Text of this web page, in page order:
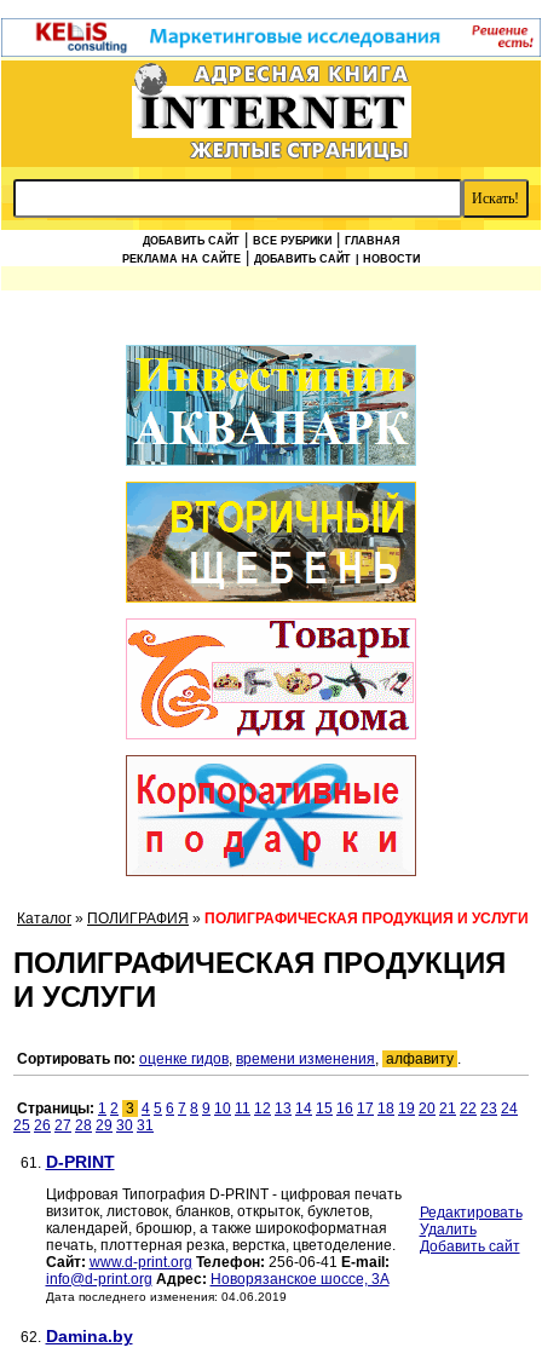
ДОБАВИТЬ САЙТ ВСЕ РУБРИКИ
ГЛАВНАЯ
РЕКЛАМА НА САЙТЕ
ДОБАВИТЬ САЙТ | НОВОСТИ
Каталог » ПОЛИГРАФИЯ » ПОЛИГРАФИЧЕСКАЯ ПРОДУКЦИЯ И УСЛУГИ
ПОЛИГРАФИЧЕСКАЯ ПРОДУКЦИЯ
И УСЛУГИ
Сортировать по: оценке гидов, времени изменения, алфавиту .
Страницы: 1 2 3 4 5 6 7 8 9 10 11 12 13 14 15 16 17 18 19 20 21 22 23 24
25 26 27 28 29 30 31
61. D-PRINT
Цифровая Типография D-PRINT - цифровая печать
визиток, листовок, бланков, открыток, буклетов,
календарей, брошюр, а также широкоформатная
печать, плоттерная резка, верстка, цветоделение.
Сайт: www.d-print.org Телефон: 256-06-41 E-mail:
info@d-print.org Адрес: Новорязанское шоссе, 3А
Дата последнего изменения: 04.06.2019
Редактировать
Удалить
Добавить сайт
62. Damina.by